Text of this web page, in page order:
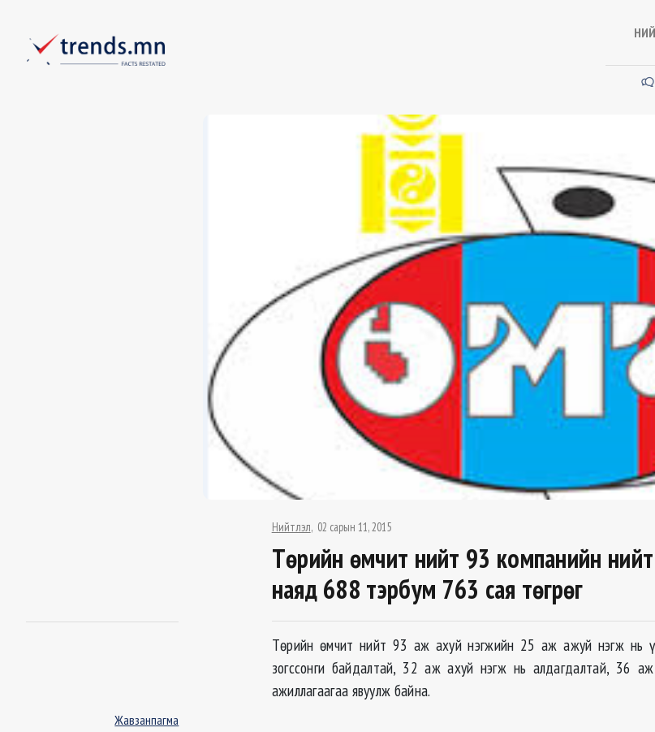
Нийтлэл 02 сарын 11, 2015
Төрийн өмчит нийт 93 компанийн
наяд 688 тэрбум 763 сая төгрөг
Жавзанпагма
Төрийн өмчит нийт 93 аж ахуй нэгжийн 25 аж ажуй нэгж нь
зогссонги байдалтай, 32 аж ахуй нэгж нь алдагдалтай, 36
ажиллагаагаа явуулж байна.